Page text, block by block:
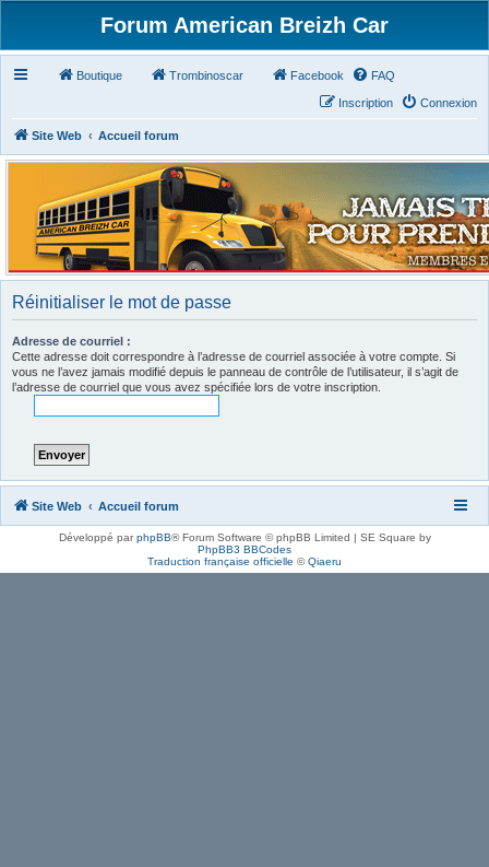
Forum American Breizh Car
Boutique Trombinoscar Facebook FAQ
Connexion
Inscription
Site Web Accueil forum
Réinitialiser le mot de passe
Adresse de courriel :
Cette adresse doit correspondre à l’adresse de courriel associée à votre compte. Si
vous ne l’avez jamais modifié depuis le panneau de contrôle de l’utilisateur, il s’agit de
l’adresse de courriel que vous avez spécifiée lors de votre inscription.
Site Web Accueil forum
Développé parphpBB® Forum Software © phpBB Limited | SE Square by
PhpBB3 BBCodes
Traduction française officielle ©Qiaeru